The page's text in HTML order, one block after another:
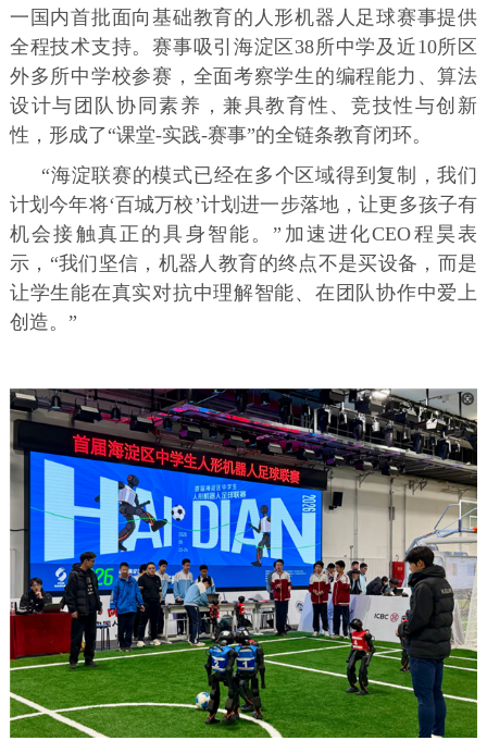
一国内首批面向基础教育的人形机器人足球赛事提供
全程技术支持。赛事吸引海淀区38所中学及近10所区
外多所中学校参赛，全面考察学生的编程能力、算法
设计与团队协同素养，兼具教育性、竞技性与创新
性，形成了“课堂-实践-赛事”的全链条教育闭环。
“海淀联赛的模式已经在多个区域得到复制，我们
计划今年将‘百城万校’计划进一步落地，让更多孩子有
机会接触真正的具身智能。”加速进化CEO程昊表
示，“我们坚信，机器人教育的终点不是买设备，而是
让学生能在真实对抗中理解智能、在团队协作中爱上
创造。”